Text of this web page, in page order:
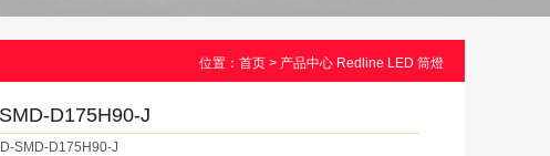
位置： 首页 > 产品中心 Redline LED 筒燈
D175H90-J
SMD-D175H90-J